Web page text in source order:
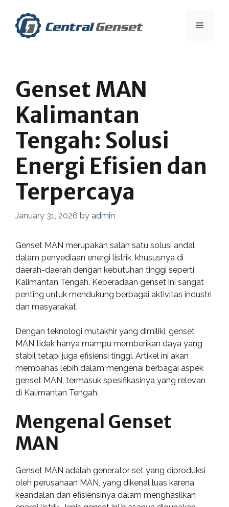
content
Menu
Genset MAN
Kalimantan
Tengah: Solusi
Energi Efisien dan
Terpercaya
January 31, 2026 by admin
Genset MAN merupakan salah satu solusi andal
dalam penyediaan energi listrik, khususnya di
daerah-daerah dengan kebutuhan tinggi seperti
Kalimantan Tengah. Keberadaan genset ini sangat
penting untuk mendukung berbagai aktivitas industri
dan masyarakat.
Dengan teknologi mutakhir yang dimiliki, genset
MAN tidak hanya mampu memberikan daya yang
stabil tetapi juga efisiensi tinggi. Artikel ini akan
membahas lebih dalam mengenai berbagai aspek
genset MAN, termasuk spesifikasinya yang relevan
di Kalimantan Tengah.
Mengenal Genset
MAN
Genset MAN adalah generator set yang diproduksi
oleh perusahaan MAN, yang dikenal luas karena
keandalan dan efisiensinya dalam menghasilkan